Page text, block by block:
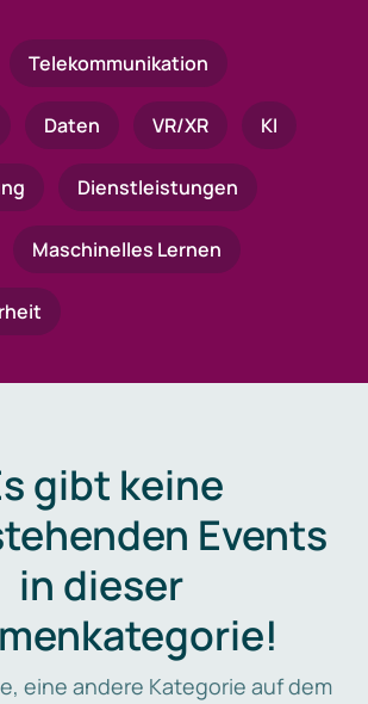
Telekommunikation
Daten VR/XR KI
Dienstleistungen
Maschinelles Lernen
gibt keine
Events
in dieser
eine andere Kategorie auf dem